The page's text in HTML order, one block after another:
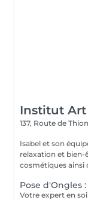
Institut
137, Route de
Isabel et son
relaxation et bien-être. Les meilleures marques
cosmétiques ainsi
Pose d'Ongles